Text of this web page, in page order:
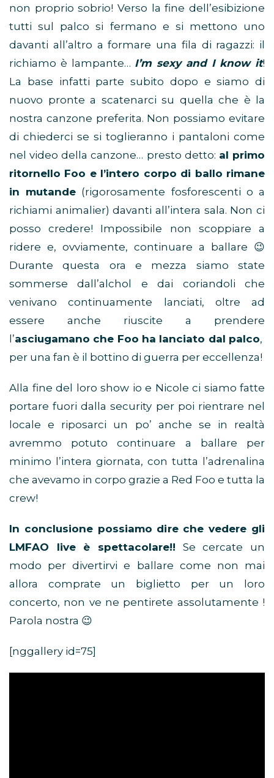
non proprio sobrio! Verso la fine dell’esibizione
tutti sul palco si fermano e si mettono uno
davanti all’altro a formare una fila di ragazzi: il
richiamo è lampante… I’m sexy and I know it!
La base infatti parte subito dopo e siamo di
nuovo pronte a scatenarci su quella che è la
nostra canzone preferita. Non possiamo evitare
di chiederci se si toglieranno i pantaloni come
nel video della canzone… presto detto: al primo
ritornello Foo e l’intero corpo di ballo rimane
in mutande (rigorosamente fosforescenti o a
richiami animalier) davanti all’intera sala. Non ci
posso credere! Impossibile non scoppiare a
ridere e, ovviamente, continuare a ballare 😉
Durante questa ora e mezza siamo state
sommerse dall’alchol e dai coriandoli che
venivano continuamente lanciati, oltre ad
essere anche riuscite a prendere
l’asciugamano che Foo ha lanciato dal palco,
per una fan è il bottino di guerra per eccellenza!
Alla fine del loro show io e Nicole ci siamo fatte
portare fuori dalla security per poi rientrare nel
locale e riposarci un po’ anche se in realtà
avremmo potuto continuare a ballare per
minimo l’intera giornata, con tutta l’adrenalina
che avevamo in corpo grazie a Red Foo e tutta la
crew!
In conclusione possiamo dire che vedere gli
LMFAO live è spettacolare!! Se cercate un
modo per divertirvi e ballare come non mai
allora comprate un biglietto per un loro
concerto, non ve ne pentirete assolutamente !
Parola nostra 😉
[nggallery id=75]